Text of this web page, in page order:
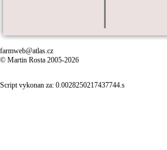
farmweb@atlas.cz
© Martin Rosta 2005-2026
Script vykonan za: 0.0028250217437744.s